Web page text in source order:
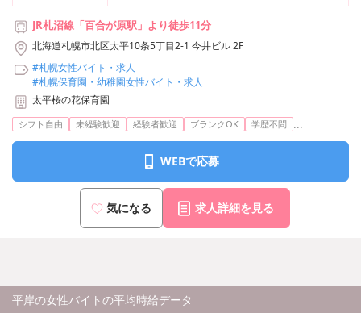
JR札沼線「百合が原駅」より徒歩11分
北海道札幌市北区太平10条5丁目2-1 今井ビル 2F
#札幌女性バイト・求人
#札幌保育園・幼稚園女性バイト・求人
太平桜の花保育園
シフト自由 未経験歓迎 経験者歓迎 ブランクOK 学歴不問 ...
WEBで応募
気になる 求人詳細を見る
平岸の女性バイトの平均時給データ